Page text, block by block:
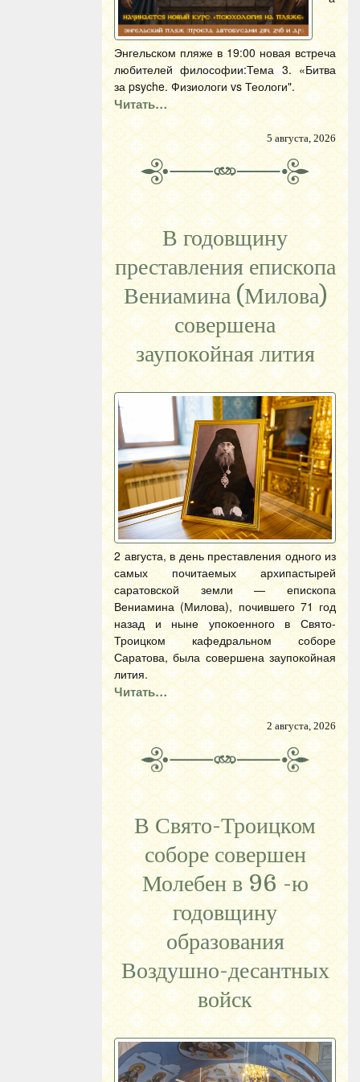
Энгельском пляже в 19:00 новая встреча
любителей философии:Тема 3. «Битва
за psyche. Физиологи vs Теологи".
Читать…
5 августа, 2026
В годовщину
преставления епископа
Вениамина (Милова)
совершена
заупокойная лития
2 августа, в день преставления одного из
самых почитаемых архипастырей
саратовской земли — епископа
Вениамина (Милова), почившего 71 год
назад и ныне упокоенного в Свято-
Троицком кафедральном соборе
Саратова, была совершена заупокойная
лития.
Читать…
2 августа, 2026
В Свято-Троицком
соборе совершен
Молебен в 96 -ю
годовщину
образования
Воздушно-десантных
войск